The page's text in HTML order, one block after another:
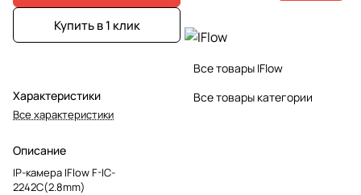
Купить в 1 клик
Характеристики
Все характеристики
Описание
IP-камера IFlow F-IC-
2242C(2.8mm)
Все товары IFlow
Все товары категории